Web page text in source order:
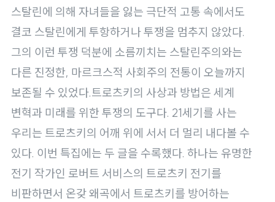
스탈린에 의해 자녀들을 잃는 극단적 고통 속에서도
결코 스탈린에게 투항하거나 투쟁을 멈추지 않았다.
그의 이런 투쟁 덕분에 소름끼치는 스탈린주의와는
다른 진정한, 마르크스적 사회주의 전통이 오늘까지
보존될 수 있었다.트로츠키의 사상과 방법은 세계
변혁과 미래를 위한 투쟁의 도구다. 21세기를 사는
우리는 트로츠키의 어깨 위에 서서 더 멀리 내다볼 수
있다. 이번 특집에는 두 글을 수록했다. 하나는 유명한
전기 작가인 로버트 서비스의 트로츠키 전기를
비판하면서 온갖 왜곡에서 트로츠키를 방어하는